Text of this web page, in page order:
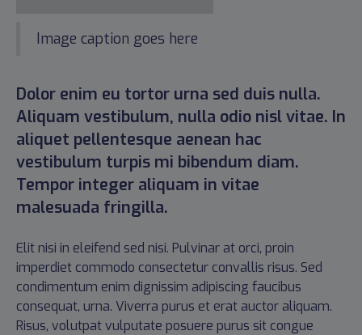
Image caption goes here
Dolor enim eu tortor urna sed duis nulla.
Aliquam vestibulum, nulla odio nisl vitae. In
aliquet pellentesque aenean hac
vestibulum turpis mi bibendum diam.
Tempor integer aliquam in vitae
malesuada fringilla.
Elit nisi in eleifend sed nisi. Pulvinar at orci, proin
imperdiet commodo consectetur convallis risus. Sed
condimentum enim dignissim adipiscing faucibus
consequat, urna. Viverra purus et erat auctor aliquam.
Risus, volutpat vulputate posuere purus sit congue